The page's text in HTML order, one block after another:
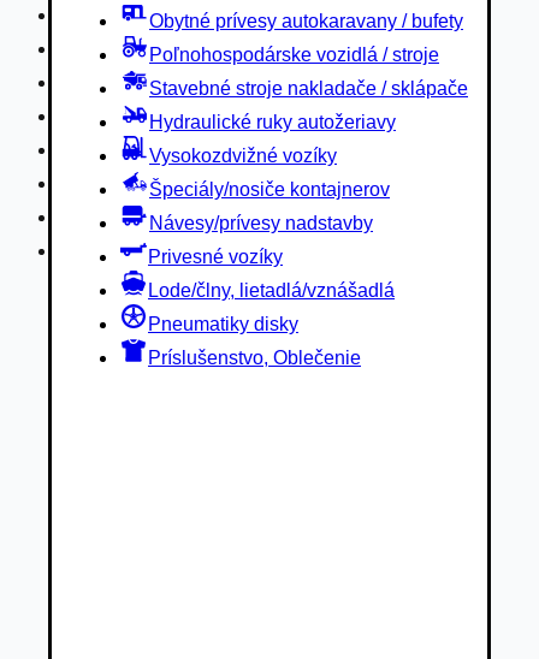
Obytné prívesy autokaravany / bufety
Poľnohospodárske vozidlá / stroje
Stavebné stroje nakladače / sklápače
Hydraulické ruky autožeriavy
Vysokozdvižné vozíky
Špeciály/nosiče kontajnerov
Návesy/prívesy nadstavby
Privesné vozíky
Lode/člny, lietadlá/vznášadlá
Pneumatiky disky
Príslušenstvo, Oblečenie
Hydraulické ruky autožeriavy
Vysokozdvižné vozíky
Špeciály/nosiče kontajnerov
Návesy/prívesy nadstavby
Privesné vozíky
Lode/člny, lietadlá/vznášadlá
Pneumatiky disky
Príslušenstvo, Oblečenie